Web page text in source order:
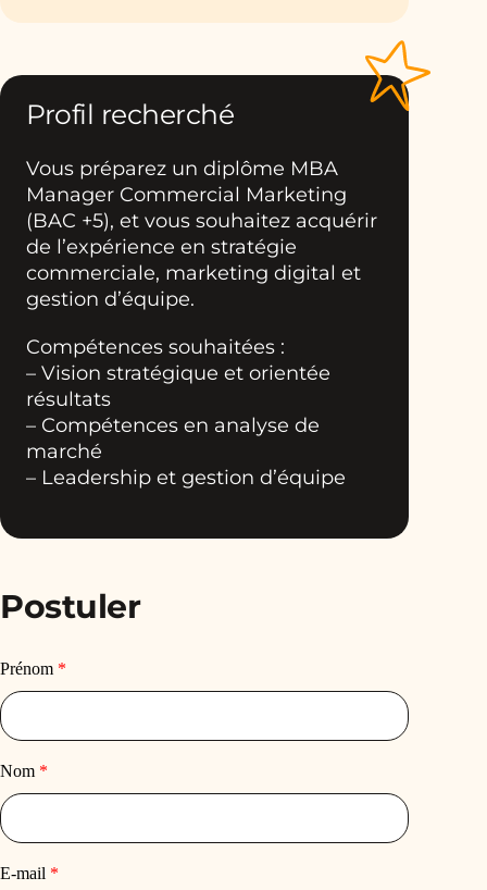
Profil recherché
Vous préparez un diplôme MBA
Manager Commercial Marketing
(BAC +5), et vous souhaitez acquérir
de l’expérience en stratégie
commerciale, marketing digital et
gestion d’équipe.
Compétences souhaitées :
– Vision stratégique et orientée
résultats
– Compétences en analyse de
marché
– Leadership et gestion d’équipe
Postuler